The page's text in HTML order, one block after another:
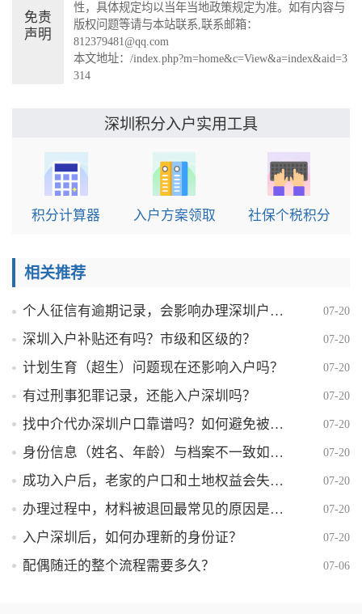
免责
声明
性，具体规定均以当年当地政策规定为准。如有内容与
版权问题等请与本站联系,联系邮箱：
812379481@qq.com
本文地址：/index.php?m=home&c=View&a=index&aid=3
314
深圳积分入户实用工具
积分计算器 入户方案领取 社保个税积分
相关推荐
个人征信有逾期记录，会影响办理深圳户口吗？ 07-20
深圳入户补贴还有吗？市级和区级的？ 07-20
计划生育（超生）问题现在还影响入户吗？ 07-20
有过刑事犯罪记录，还能入户深圳吗？ 07-20
找中介代办深圳户口靠谱吗？如何避免被骗？ 07-20
身份信息（姓名、年龄）与档案不一致如何解决？ 07-20
成功入户后，老家的户口和土地权益会失去吗？ 07-20
办理过程中，材料被退回最常见的原因是什么？ 07-20
入户深圳后，如何办理新的身份证？ 07-20
配偶随迁的整个流程需要多久？ 07-06